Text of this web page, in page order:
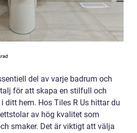
del av varje badrum och
för att skapa en stilfull och
hem. Hos Tiles R Us hittar du
av hög kvalitet som
smaker. Det är viktigt att välja